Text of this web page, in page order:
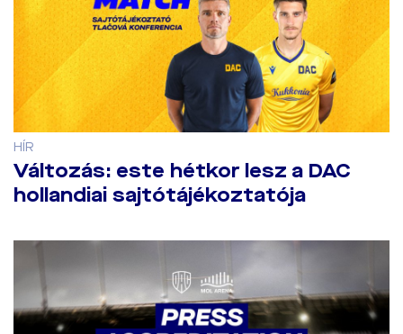
HÍR
Változás: este hétkor lesz a DAC
hollandiai sajtótájékoztatója